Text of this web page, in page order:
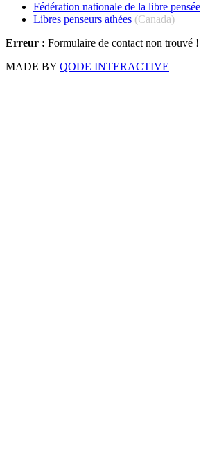
Fédération nationale de la libre pensée
Libres penseurs athées (Canada)
Erreur : Formulaire de contact non trouvé !
MADE BY QODE INTERACTIVE